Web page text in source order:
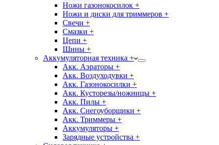
Ножи газонокосилок +
Ножи и диски для триммеров +
Свечи +
Смазки +
Цепи +
Шины +
Аккумуляторная техника +
Акк. Аэраторы +
Акк. Воздуходувки +
Акк. Газонокосилки +
Акк. Кусторезы/ножницы +
Акк. Пилы +
Акк. Снегоуборщики +
Акк. Триммеры +
Аккумуляторы +
Зарядные устройства +